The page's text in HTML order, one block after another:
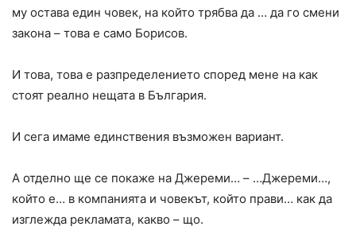
му остава един човек, на който трябва да … да го смени
закона – това е само Борисов.
И това, това е разпределението според мене на как
стоят реално нещата в България.
И сега имаме единствения възможен вариант.
А отделно ще се покаже на Джереми… – …Джереми…,
който е… в компанията и човекът, който прави… как да
изглежда рекламата, какво – що.